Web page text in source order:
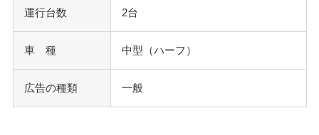
運行台数 2台
車 種 中型（ハーフ）
広告の種類 一般